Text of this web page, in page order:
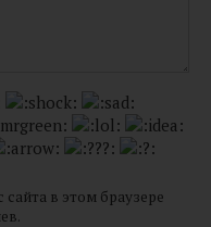
в этом браузере